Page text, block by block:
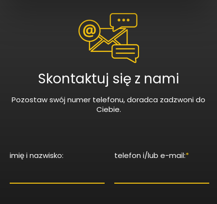
Skontaktuj się z nami
Pozostaw swój numer telefonu, doradca zadzwoni do
Ciebie.
imię i nazwisko: telefon i/lub e-mail:*